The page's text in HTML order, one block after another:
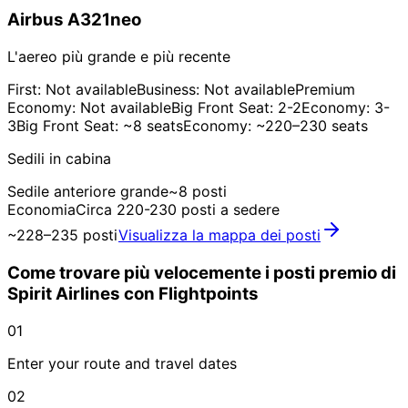
Airbus A321neo
L'aereo più grande e più recente
First: Not availableBusiness: Not availablePremium
Economy: Not availableBig Front Seat: 2-2Economy: 3-
3Big Front Seat: ~8 seatsEconomy: ~220–230 seats
Sedili in cabina
Sedile anteriore grande~8 posti
EconomiaCirca 220-230 posti a sedere
~228–235 postiVisualizza la mappa dei posti
Come trovare più velocemente i posti premio di
Spirit Airlines con Flightpoints
01
Enter your route and travel dates
02